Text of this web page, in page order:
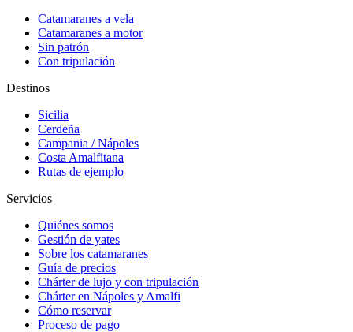
Catamaranes a vela
Catamaranes a motor
Sin patrón
Con tripulación
Destinos
Sicilia
Cerdeña
Campania / Nápoles
Costa Amalfitana
Rutas de ejemplo
Servicios
Quiénes somos
Gestión de yates
Sobre los catamaranes
Guía de precios
Chárter de lujo y con tripulación
Chárter en Nápoles y Amalfi
Cómo reservar
Proceso de pago